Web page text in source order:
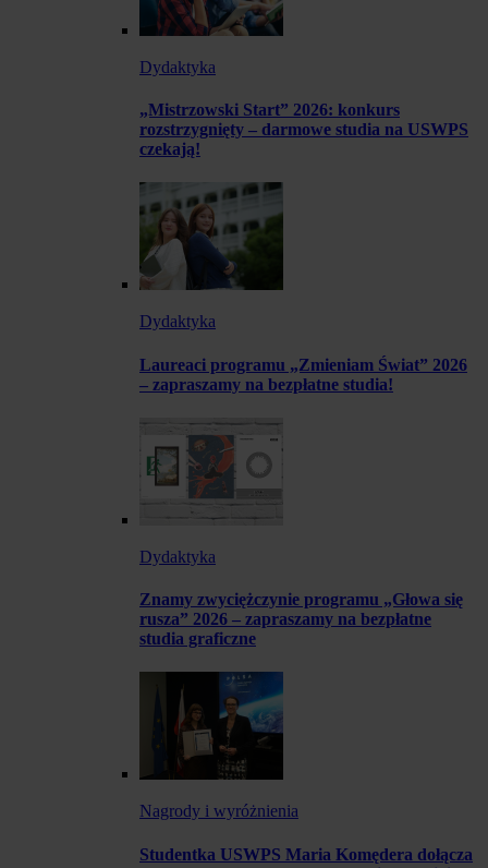
Dydaktyka
„Mistrzowski Start” 2026: konkurs
rozstrzygnięty – darmowe studia na USWPS
czekają!
Dydaktyka
Laureaci programu „Zmieniam Świat” 2026
– zapraszamy na bezpłatne studia!
Dydaktyka
Znamy zwyciężczynie programu „Głowa się
rusza” 2026 – zapraszamy na bezpłatne
studia graficzne
Nagrody i wyróżnienia
Studentka USWPS Maria Komędera dołącza